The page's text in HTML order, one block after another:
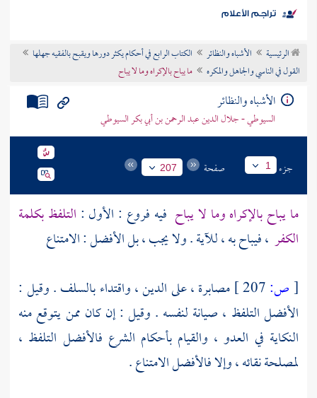
موضوعي
تراجم الأعلام
الرئيسية الأشباه والنظائر
الكتاب الرابع في أحكام يكثر دورها ويقبح بالفقيه جهلها
القول في الناسي والجاهل والمكره
ما يباح بالإكراه وما لا يباح
الأشباه والنظائر
السيوطي - جلال الدين عبد الرحمن بن أبي بكر السيوطي
جزء 1 صفحة 207
ما يباح بالإكراه وما لا يباح فيه فروع : الأول : التلفظ بكلمة
الكفر ، فيباح به ، للآية . ولا يجب ، بل الأفضل : الامتناع
[ص:
مصابرة ، على الدين ، واقتداء بالسلف . وقيل :
الأفضل التلفظ ، صيانة لنفسه . وقيل : إن كان ممن يتوقع منه
النكاية في العدو ، والقيام بأحكام الشرع فالأفضل التلفظ ،
لمصلحة نقائه ، وإلا فالأفضل الامتناع .